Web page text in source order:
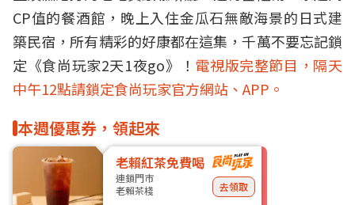
CP值的餐酒館，晚上入住金瓜石無敵海景的日式建
築民宿，所有精彩的好康都在這集，千萬不要忘記鎖
定《食尚玩家2天1夜go》！ 電視版完整節目，隔天
中午12點請鎖定食尚玩家官方網站、APP。
本週優惠券，領起來
老賴紅茶免費喝
連鎖門市
老賴茶棧
去領取